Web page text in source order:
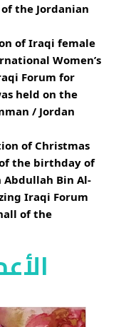
the Jordanian
of Iraqi female
Women’s
Forum for
held on the
/ Jordan
of Christmas
the birthday of
Abdullah Bin Al-
Iraqi Forum
of the